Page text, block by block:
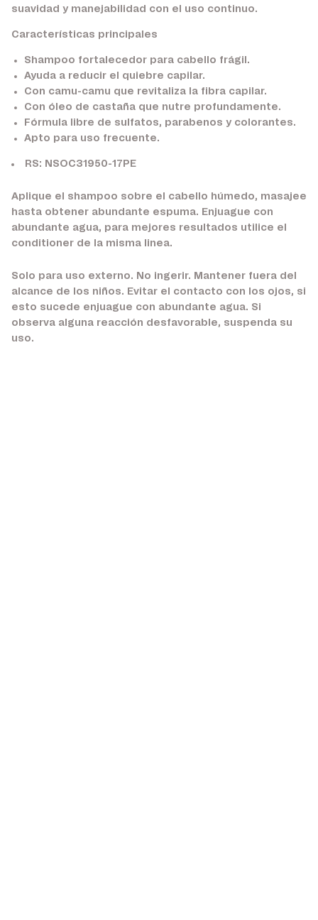
suavidad y manejabilidad con el uso continuo.
Características principales
Shampoo fortalecedor para cabello frágil.
Ayuda a reducir el quiebre capilar.
Con camu-camu que revitaliza la fibra capilar.
Con óleo de castaña que nutre profundamente.
Fórmula libre de sulfatos, parabenos y colorantes.
Apto para uso frecuente.
RS: NSOC31950-17PE
Aplique el shampoo sobre el cabello húmedo, masajee
hasta obtener abundante espuma. Enjuague con
abundante agua, para mejores resultados utilice el
conditioner de la misma linea.
Solo para uso externo. No ingerir. Mantener fuera del
alcance de los niños. Evitar el contacto con los ojos, si
esto sucede enjuague con abundante agua. Si
observa alguna reacción desfavorable, suspenda su
uso.